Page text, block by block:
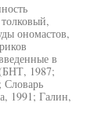
ономастов,
в
1987;
1991; Галин,